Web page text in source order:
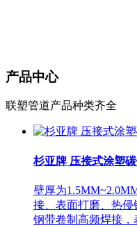
产品中心
联塑管道产品种类齐全
杉亚牌 压接式涂塑
壁厚为
接、表面打磨、热
钢带卷制高频焊接，